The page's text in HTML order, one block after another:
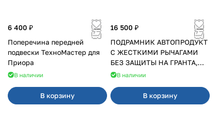
6 400 ₽
Поперечина передней
подвески ТехноМастер для
Приора
В наличии
В корзину
16 500 ₽
ПОДРАМНИК АВТОПРОДУКТ
С ЖЕСТКИМИ РЫЧАГАМИ
БЕЗ ЗАЩИТЫ НА ГРАНТА,
КАЛИНА, КАЛИНА 2 ПОСЛЕ
В наличии
В корзину